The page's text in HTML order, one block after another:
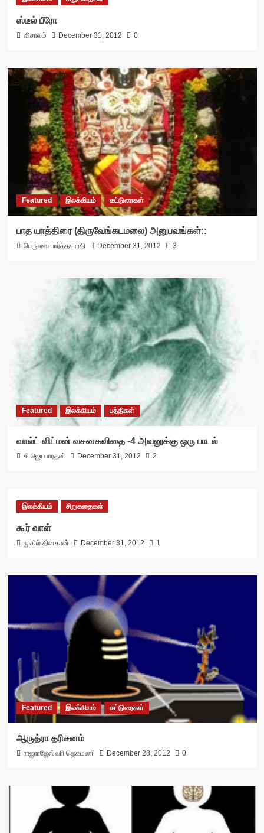
ஸ்டீல் பீரோ
விசாலம் December 31, 2012 0
Featured இலக்கியம் கட்டுரைகள்
பாத யாத்திரை (திருவேங்கடமலை) அனுபவங்கள்::
பெருவை பார்த்தசாரதி December 31, 2012 3
Featured இலக்கியம் பத்திகள்
வால்ட் விட்மன் வசனகவிதை -4 அவனுக்கு ஒரு பாடல்
சி.ஜெயபாரதன் December 31, 2012 2
இலக்கியம் சிறுகதைகள்
கூர் வாள்
முகில் தினகரன் December 31, 2012 1
Featured இலக்கியம் கட்டுரைகள்
ஆருத்ரா தரிசனம்
ராஜராஜேஸ்வரி ஜெகமணி December 28, 2012 0